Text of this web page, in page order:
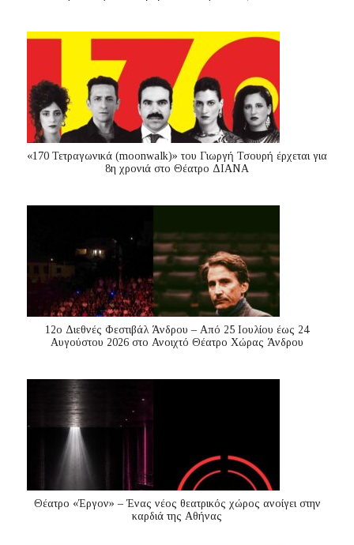
«170 Τετραγωνικά (moonwalk)» του Γιωργή Τσουρή έρχεται για
8η χρονιά στο Θέατρο ΔΙΑΝΑ
12ο Διεθνές Φεστιβάλ Άνδρου – Από 25 Ιουλίου έως 24
Αυγούστου 2026 στο Ανοιχτό Θέατρο Χώρας Άνδρου
Θέατρο «Έργον» – Ένας νέος θεατρικός χώρος ανοίγει στην
καρδιά της Αθήνας